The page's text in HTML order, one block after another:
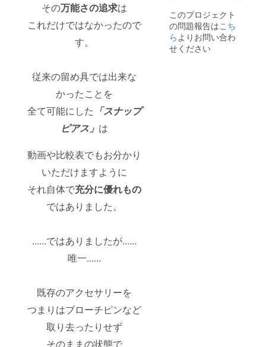
その万能さの追求は
これだけではなかったので
す。
従来の留め具では出来な
かったことを
全て可能にした 「スナップ
ピアス」 は
動画や比較表でもお分かり
いただけますように
それ自体で充分に優れもの
ではありました。
......ではありましたが......
唯一......
既存のアクセサリーを
つまりはブローチピンなど
取り去ったりせず
そのままの状態で
このプロジェクト
の問題報告はこち
らよりお問い合わ
せください